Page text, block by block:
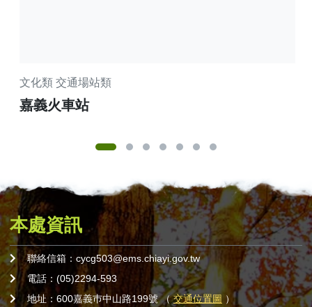
文化類 交通場站類
嘉義火車站
本處資訊
聯絡信箱：cycg503@ems.chiayi.gov.tw
電話：(05)2294-593
地址：600嘉義巿中山路199號 （交通位置圖 ）